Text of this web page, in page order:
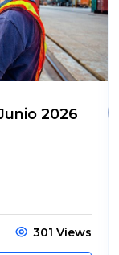
2026
301 Views